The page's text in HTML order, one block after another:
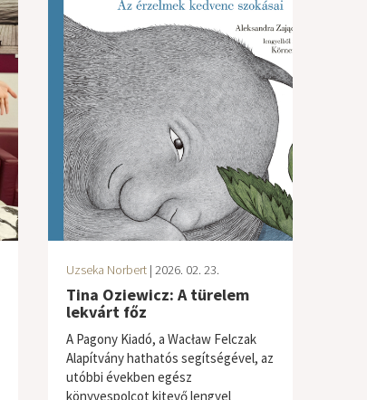
Uzseka Norbert| 2026. 02. 23.
Tina Oziewicz: A türelem
lekvárt főz
A Pagony Kiadó, a Wacław Felczak
Alapítvány hathatós segítségével, az
utóbbi években egész
könyvespolcot kitevő lengyel